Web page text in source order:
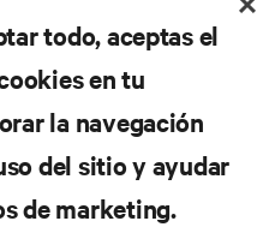
nunca una
lista de correos
novedades de
todo, aceptas el
en tu
la navegación
del sitio y ayudar
de marketing.